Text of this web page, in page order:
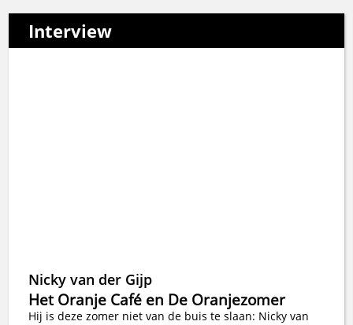
Interview
Nicky van der Gijp
Het Oranje Café en De Oranjezomer
Hij is deze zomer niet van de buis te slaan: Nicky van